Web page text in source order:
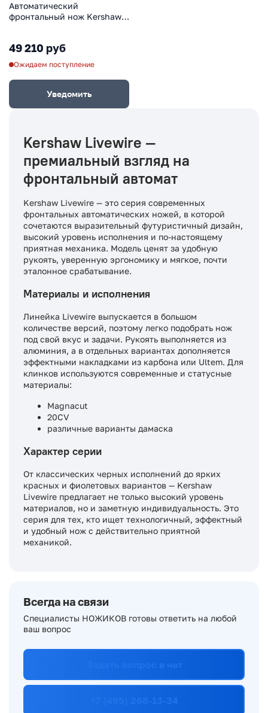
Автоматический
фронтальный нож Kershaw
черный
49 210 руб
Ожидаем поступление
Уведомить
Kershaw Livewire —
премиальный взгляд на
фронтальный автомат
Kershaw Livewire — это серия современных
фронтальных автоматических ножей, в которой
сочетаются выразительный футуристичный дизайн,
высокий уровень исполнения и по-настоящему
приятная механика. Модель ценят за удобную
рукоять, уверенную эргономику и мягкое, почти
эталонное срабатывание.
Материалы и исполнения
Линейка Livewire выпускается в большом
количестве версий, поэтому легко подобрать нож
под свой вкус и задачи. Рукоять выполняется из
алюминия, а в отдельных вариантах дополняется
эффектными накладками из карбона или Ultem. Для
клинков используются современные и статусные
материалы:
Magnacut
20CV
различные варианты дамаска
Характер серии
От классических черных исполнений до ярких
красных и фиолетовых вариантов — Kershaw
Livewire предлагает не только высокий уровень
материалов, но и заметную индивидуальность. Это
серия для тех, кто ищет технологичный, эффектный
и удобный нож с действительно приятной
механикой.
Всегда на связи
Специалисты НОЖИКОВ готовы ответить на любой
ваш вопрос